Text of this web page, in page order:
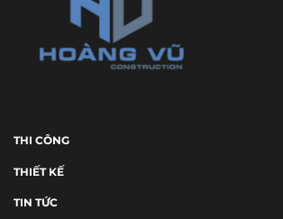
THI CÔNG
THIẾT KẾ
TIN TỨC